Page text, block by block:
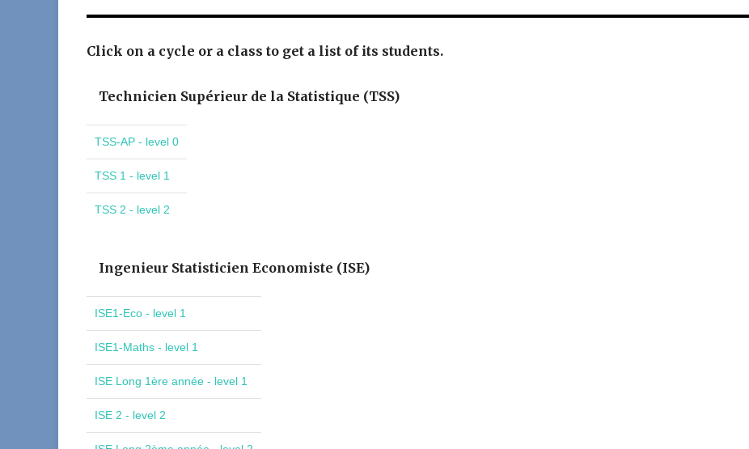
Click on a cycle or a class to get a list of its students.
Technicien Supérieur de la Statistique (TSS)
TSS-AP - level 0
TSS 1 - level 1
TSS 2 - level 2
Ingenieur Statisticien Economiste (ISE)
ISE1-Eco - level 1
ISE1-Maths - level 1
ISE Long 1ère année - level 1
ISE 2 - level 2